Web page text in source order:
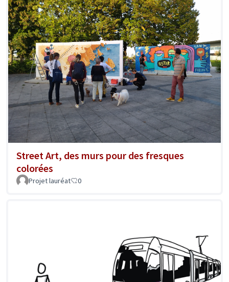
Street Art, des murs pour des fresques
colorées
Projet lauréat 0